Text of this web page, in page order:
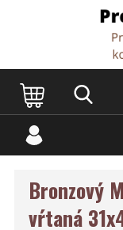
Bronzový
vŕtaná
Dvere Podlahy